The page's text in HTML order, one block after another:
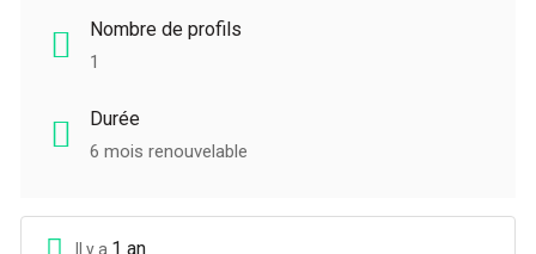
Nombre de profils
1
Durée
6 mois renouvelable
Il y a 1 an